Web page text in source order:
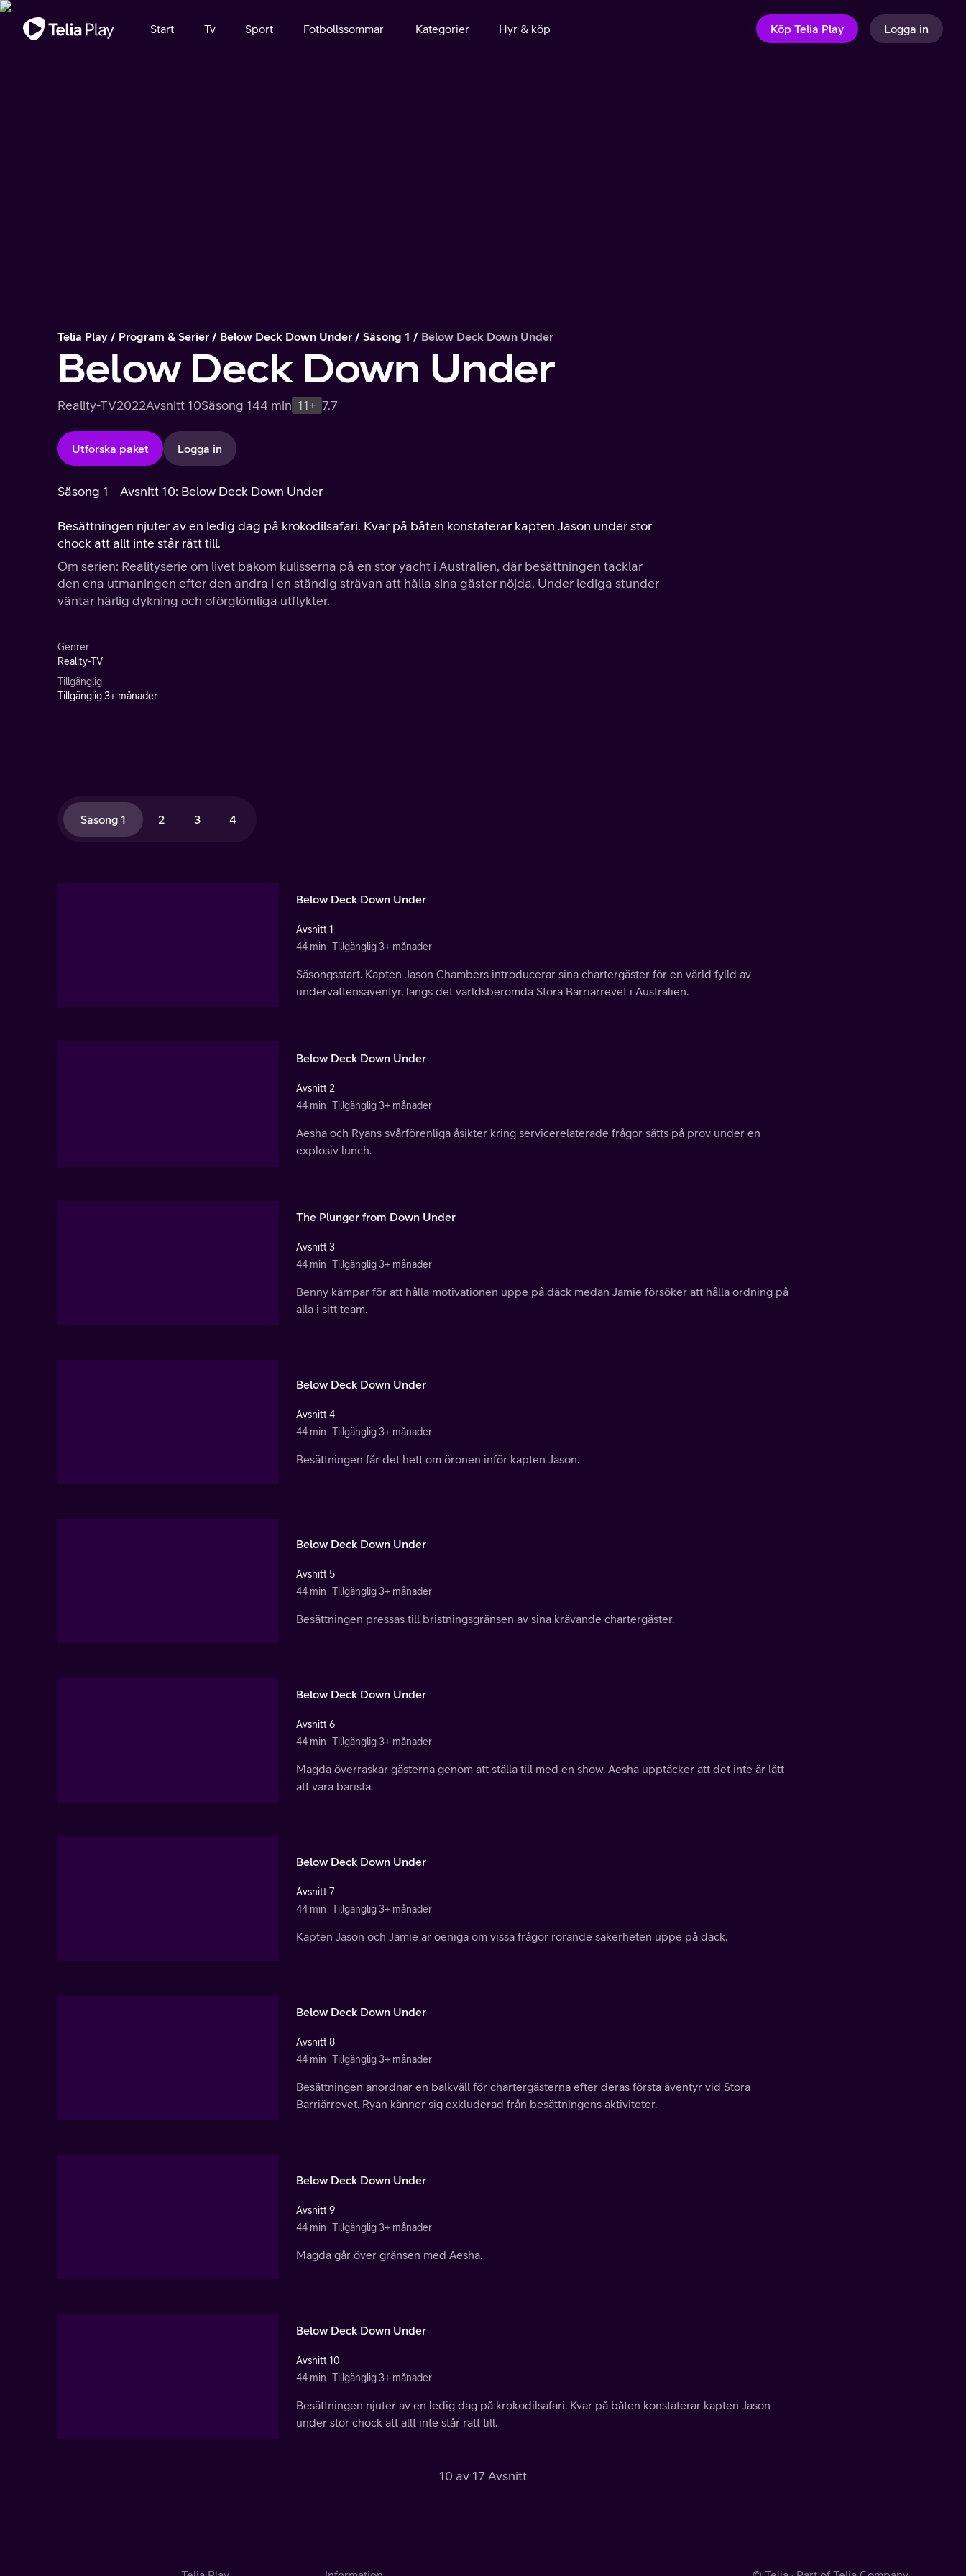
Viktigt meddelande
Start Tv Sport Fotbollssommar Kategorier Hyr & köp Köp Telia Play Logga in
Telia Play Program & Serier Below Deck Down Under Säsong 1 Below Deck Down Under
Below Deck Down Under
Reality-TV2022Avsnitt 10Säsong 144 min 11+ 7.7
Utforska paket Logga in
Säsong 1 Avsnitt 10: Below Deck Down Under
Besättningen njuter av en ledig dag på krokodilsafari. Kvar på båten konstaterar kapten Jason under stor
chock att allt inte står rätt till.
Om serien: Realityserie om livet bakom kulisserna på en stor yacht i Australien, där besättningen tacklar
den ena utmaningen efter den andra i en ständig strävan att hålla sina gäster nöjda. Under lediga stunder
väntar härlig dykning och oförglömliga utflykter.
Genrer
Reality-TV
Tillgänglig
Tillgänglig 3+ månader
Säsong 1 2 3 4
Below Deck Down Under
Avsnitt 1
44 min Tillgänglig 3+ månader
Säsongsstart. Kapten Jason Chambers introducerar sina chartergäster för en värld fylld av
undervattensäventyr, längs det världsberömda Stora Barriärrevet i Australien.
Below Deck Down Under
Avsnitt 2
44 min Tillgänglig 3+ månader
Aesha och Ryans svårförenliga åsikter kring servicerelaterade frågor sätts på prov under en
explosiv lunch.
The Plunger from Down Under
Avsnitt 3
44 min Tillgänglig 3+ månader
Benny kämpar för att hålla motivationen uppe på däck medan Jamie försöker att hålla ordning på
alla i sitt team.
Below Deck Down Under
Avsnitt 4
44 min Tillgänglig 3+ månader
Besättningen får det hett om öronen inför kapten Jason.
Below Deck Down Under
Avsnitt 5
44 min Tillgänglig 3+ månader
Besättningen pressas till bristningsgränsen av sina krävande chartergäster.
Below Deck Down Under
Avsnitt 6
44 min Tillgänglig 3+ månader
Magda överraskar gästerna genom att ställa till med en show. Aesha upptäcker att det inte är lätt
att vara barista.
Below Deck Down Under
Avsnitt 7
44 min Tillgänglig 3+ månader
Kapten Jason och Jamie är oeniga om vissa frågor rörande säkerheten uppe på däck.
Below Deck Down Under
Avsnitt 8
44 min Tillgänglig 3+ månader
Besättningen anordnar en balkväll för chartergästerna efter deras första äventyr vid Stora
Barriärrevet. Ryan känner sig exkluderad från besättningens aktiviteter.
Below Deck Down Under
Avsnitt 9
44 min Tillgänglig 3+ månader
Magda går över gränsen med Aesha.
Below Deck Down Under
Avsnitt 10
44 min Tillgänglig 3+ månader
Besättningen njuter av en ledig dag på krokodilsafari. Kvar på båten konstaterar kapten Jason
under stor chock att allt inte står rätt till.
10 av 17 Avsnitt